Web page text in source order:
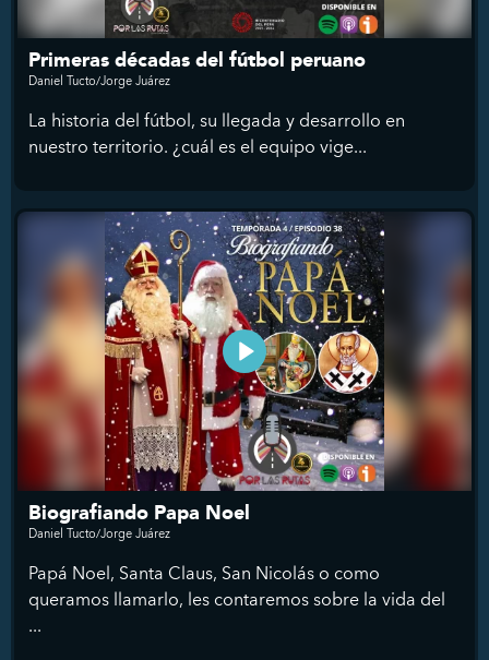
Primeras décadas del fútbol peruano
Daniel Tucto/Jorge Juárez
La historia del fútbol, su llegada y desarrollo en
nuestro territorio. ¿cuál es el equipo vige...
Biografiando Papa Noel
Daniel Tucto/Jorge Juárez
Papá Noel, Santa Claus, San Nicolás o como
queramos llamarlo, les contaremos sobre la vida del
...